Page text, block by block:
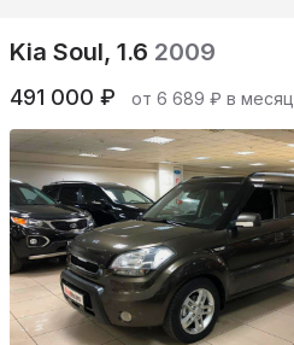
Kia Soul, 1.6 2009
491 000 ₽ от 6 689 ₽ в месяц